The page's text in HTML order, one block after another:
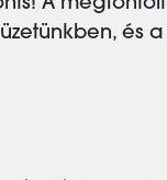
A megfontolt
és a